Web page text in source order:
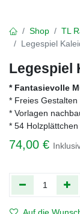
Shop
TL
Legespiel
Legespiel
* Fantasievolle
* Freies Gestalten
* Vorlagen
* 54
74,00 €